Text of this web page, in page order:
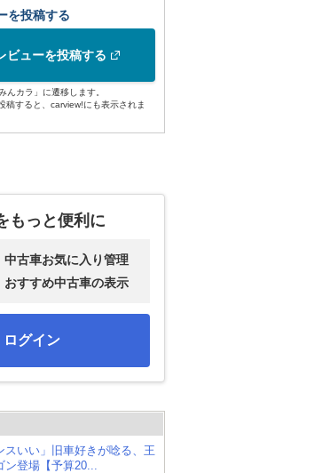
を投稿する
ビューを投稿する
カラ」に遷移します。
稿すると、carview!にも表示されま
もっと便利に
中古車お気に入り管理
おすすめ中古車の表示
ログイン
スいい」旧車好きが唸る、王
ン登場【予算20...